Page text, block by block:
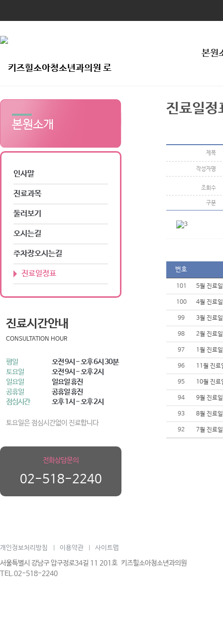
본원
본원소개
인사말
진료과목
둘러보기
오시는길
주차장오시는길
진료일정표
진료시간안내
CONSULTATION HOUR
평일
오전 9시 - 오후 6시 30분
토요일
오전 9시 - 오후 2시
일요일
일요일 휴진
공휴일
공휴일 휴진
점심시간
오후 1시 - 오후 2시
토요일은 점심시간없이 진료합니다
전화상담문의
02-518-2240
진료일정
제목
작성자명
조회수
구분
번호
101 5월 진료
100 4월 진료
99 3월 진료
98 2월 진료
97 1월 진료
96 11월 진료
95 10월 진료
94 9월 진료
93 8월 진료
92 7월 진료
개인정보처리방침 이용약관 사이트맵
서울특별시 강남구 압구정로34길 11 201호 키즈힐소아청소년과의원
TEL.02-518-2240